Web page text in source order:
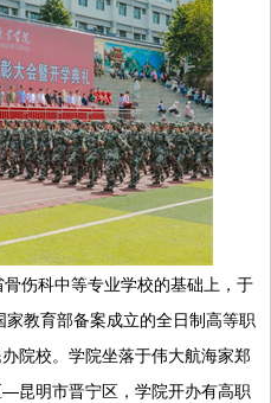
伤科中等专业学校的基础上，于
教育部备案成立的全日制高等职
院校。学院坐落于伟大航海家郑
昆明市晋宁区，学院开办有高职